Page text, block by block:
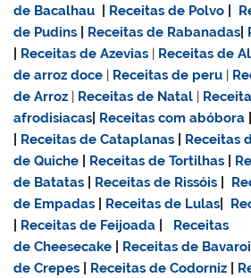
de Bacalhau
Receitas de Polvo
de Pudins
Receitas de Rabanadas
Receitas de Azevias | Receitas de
dearroz doce | Receitas de peru |
de Arroz | Receitas de Natal |
afrodisiacas Receitas com abóbora
Receitas de Cataplanas Receitas
de Quiche
Receitas de Tortilhas
de Batatas
Receitas de Rissóis
de Empadas
Receitas de Lulas
Receitas de Feijoada
Receitas
de Cheesecake
Receitas de
de Crepes
Receitas de Codorniz